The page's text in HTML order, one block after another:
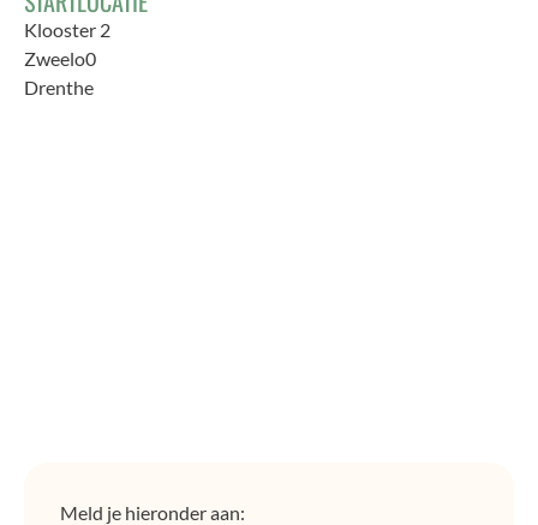
Meld je hieronder aan:
Klooster 2
Zweelo0
Drenthe